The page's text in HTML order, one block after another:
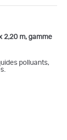
2,20 m, gamme
polluants,